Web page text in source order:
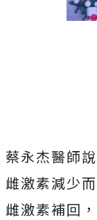
蔡永杰醫師
雌激素減少
雌激素補回